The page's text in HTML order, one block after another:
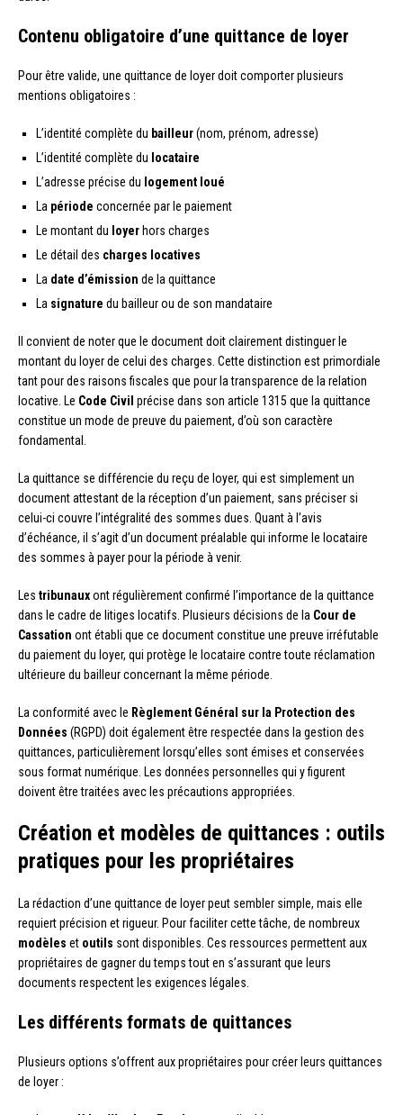
Contenu obligatoire d’une quittance de loyer
Pour être valide, une quittance de loyer doit comporter plusieurs
mentions obligatoires :
L’identité complète du bailleur(nom, prénom, adresse)
L’identité complète du locataire
L’adresse précise du logement loué
La période concernée par le paiement
Le montant du loyer hors charges
Le détail des charges locatives
La date d’émission de la quittance
La signature du bailleur ou de son mandataire
Il convient de noter que le document doit clairement distinguer le
montant du loyer de celui des charges. Cette distinction est primordiale
tant pour des raisons fiscales que pour la transparence de la relation
locative. Le Code Civil précise dans son article 1315 que la quittance
constitue un mode de preuve du paiement, d’où son caractère
fondamental.
La quittance se différencie du reçu de loyer, qui est simplement un
document attestant de la réception d’un paiement, sans préciser si
celui-ci couvre l’intégralité des sommes dues. Quant à l’avis
d’échéance, il s’agit d’un document préalable qui informe le locataire
des sommes à payer pour la période à venir.
Les tribunauxont régulièrement confirmé l’importance de la quittance
dans le cadre de litiges locatifs. Plusieurs décisions de la Cour de
Cassation ont établi que ce document constitue une preuve irréfutable
du paiement du loyer, qui protège le locataire contre toute réclamation
ultérieure du bailleur concernant la même période.
La conformité avec le Règlement Général sur la Protection des
Données (RGPD) doit également être respectée dans la gestion des
quittances, particulièrement lorsqu’elles sont émises et conservées
sous format numérique. Les données personnelles qui y figurent
doivent être traitées avec les précautions appropriées.
Création et modèles de quittances : outils
pratiques pour les propriétaires
La rédaction d’une quittance de loyer peut sembler simple, mais elle
requiert précision et rigueur. Pour faciliter cette tâche, de nombreux
modèles et outils sont disponibles. Ces ressources permettent aux
propriétaires de gagner du temps tout en s’assurant que leurs
documents respectent les exigences légales.
Les différents formats de quittances
Plusieurs options s’offrent aux propriétaires pour créer leurs quittances
de loyer :